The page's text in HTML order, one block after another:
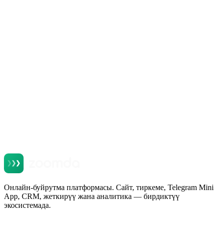
Онлайн-буйрутма платформасы. Сайт, тиркеме, Telegram Mini
App, CRM, жеткирүү жана аналитика — бирдиктүү
экосистемада.